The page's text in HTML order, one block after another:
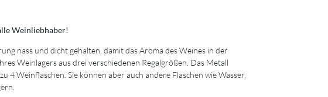
Weinliebhaber!
nass und dicht gehalten, damit das Aroma des Weines in der
Weinlagers aus drei verschiedenen Regalgrößen. Das Metall
4 Weinflaschen. Sie können aber auch andere Flaschen wie Wasser,